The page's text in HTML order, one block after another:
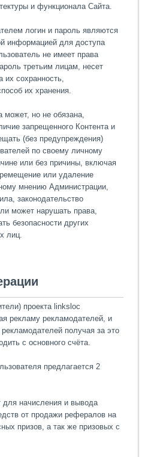
и функционала Сайта.
логин и пароль являются
информацией для доступа
не имеет права
третьим лицам, несет
их сохранность,
их хранения.
может, но не обязана,
запрещенного Контента и
(без предупреждения)
по своему личному
или без причины, включая
или удаление
мнению Администрации,
законодательство
может нарушать права,
безопасности других
лиц.
проекта linksloc
рекламу рекламодателей, и
получая за это
с основного счёта.
предлагается 2
для начисления и вывода
от продажи рефералов на
призов, а так же призовых с